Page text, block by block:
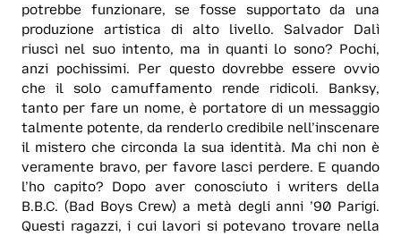
potrebbe funzionare, se fosse supportato da una
produzione artistica di alto livello. Salvador Dalì
riuscì nel suo intento, ma in quanti lo sono? Pochi,
anzi pochissimi. Per questo dovrebbe essere ovvio
che il solo camuffamento rende ridicoli. Banksy,
tanto per fare un nome, è portatore di un messaggio
talmente potente, da renderlo credibile nell’inscenare
il mistero che circonda la sua identità. Ma chi non è
veramente bravo, per favore lasci perdere. E quando
l’ho capito? Dopo aver conosciuto i writers della
B.B.C. (Bad Boys Crew) a metà degli anni ’90 Parigi.
Questi ragazzi, i cui lavori si potevano trovare nella